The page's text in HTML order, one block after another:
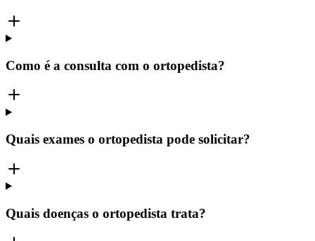
Como é a consulta com o ortopedista?
Quais exames o ortopedista pode solicitar?
Quais doenças o ortopedista trata?